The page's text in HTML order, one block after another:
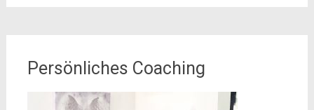
Persönliches Coaching